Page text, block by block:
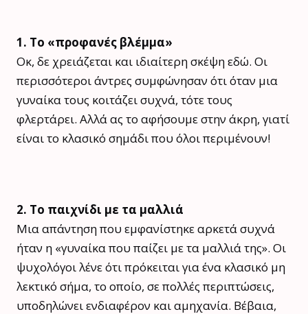
1. Το «προφανές βλέμμα»
Οκ, δε χρειάζεται και ιδιαίτερη σκέψη εδώ. Οι
περισσότεροι άντρες συμφώνησαν ότι όταν μια
γυναίκα τους κοιτάζει συχνά, τότε τους
φλερτάρει. Αλλά ας το αφήσουμε στην άκρη, γιατί
είναι το κλασικό σημάδι που όλοι περιμένουν!
2. Το παιχνίδι με τα μαλλιά
Μια απάντηση που εμφανίστηκε αρκετά συχνά
ήταν η «γυναίκα που παίζει με τα μαλλιά της». Οι
ψυχολόγοι λένε ότι πρόκειται για ένα κλασικό μη
λεκτικό σήμα, το οποίο, σε πολλές περιπτώσεις,
υποδηλώνει ενδιαφέρον και αμηχανία. Βέβαια,